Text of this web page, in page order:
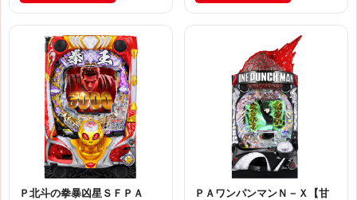
Ｐ北斗の拳暴凶星ＳＦＰＡ
ＰＡワンパンマンＮ－Ｘ【甘